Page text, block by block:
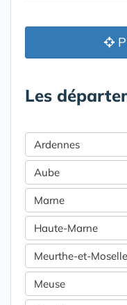
Les
Ardennes
Aube
Marne
Haute-Marne
Meurthe-et-Moselle
Meuse